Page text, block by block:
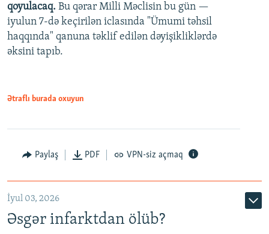
Auto 240p 360p 480p
720p 1080p
480p
720p
qoyulacaq. Bu qərar Milli Məclisin bu gün —
iyulun 7-də keçirilən iclasında "Ümumi təhsil
haqqında" qanuna təklif edilən dəyişikliklərdə
əksini tapıb.
Ətraflı burada oxuyun
Paylaş PDF VPN-siz açmaq
İyul 03, 2026
Əsgər infarktdan ölüb?